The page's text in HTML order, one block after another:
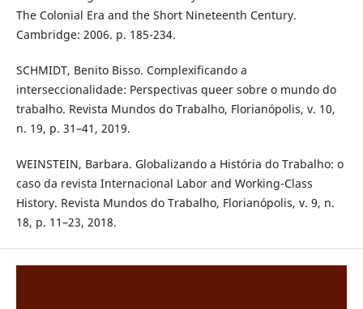
The Colonial Era and the Short Nineteenth Century.
Cambridge: 2006. p. 185-234.
SCHMIDT, Benito Bisso. Complexificando a
interseccionalidade: Perspectivas queer sobre o mundo do
trabalho. Revista Mundos do Trabalho, Florianópolis, v. 10,
n. 19, p. 31–41, 2019.
WEINSTEIN, Barbara. Globalizando a História do Trabalho: o
caso da revista Internacional Labor and Working-Class
History. Revista Mundos do Trabalho, Florianópolis, v. 9, n.
18, p. 11–23, 2018.